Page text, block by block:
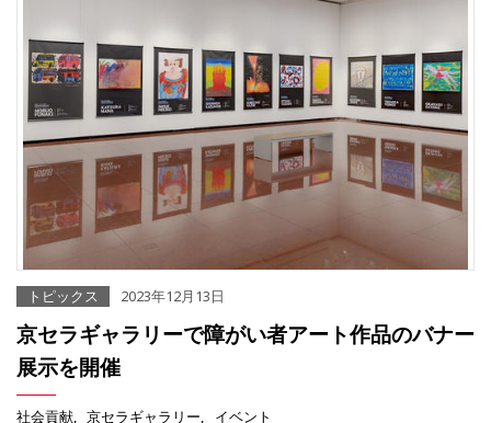
トピックス 2023年12月13日
京セラギャラリーで障がい者アート作品のバナー
展示を開催
社会貢献 京セラギャラリー イベント